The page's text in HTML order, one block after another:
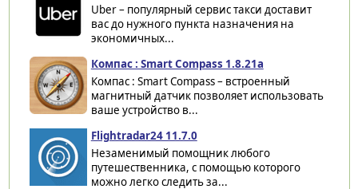
Uber – популярный сервис такси доставит
вас до нужного пункта назначения на
экономичных...
Компас : Smart Compass 1.8.21a
Компас : Smart Compass – встроенный
магнитный датчик позволяет использовать
ваше устройство в...
Flightradar24 11.7.0
Незаменимый помощник любого
путешественника, с помощью которого
можно легко следить за...